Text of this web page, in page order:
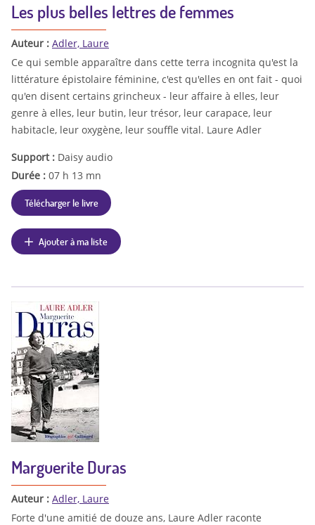
Les plus belles lettres de femmes
Auteur : Adler, Laure
Ce qui semble apparaître dans cette terra incognita qu'est la
littérature épistolaire féminine, c'est qu'elles en ont fait - quoi
qu'en disent certains grincheux - leur affaire à elles, leur
genre à elles, leur butin, leur trésor, leur carapace, leur
habitacle, leur oxygène, leur souffle vital. Laure Adler
Support : Daisy audio
Durée : 07 h 13 mn
Télécharger le livre
Ajouter à ma liste
Marguerite Duras
Auteur : Adler, Laure
Forte d'une amitié de douze ans, Laure Adler raconte